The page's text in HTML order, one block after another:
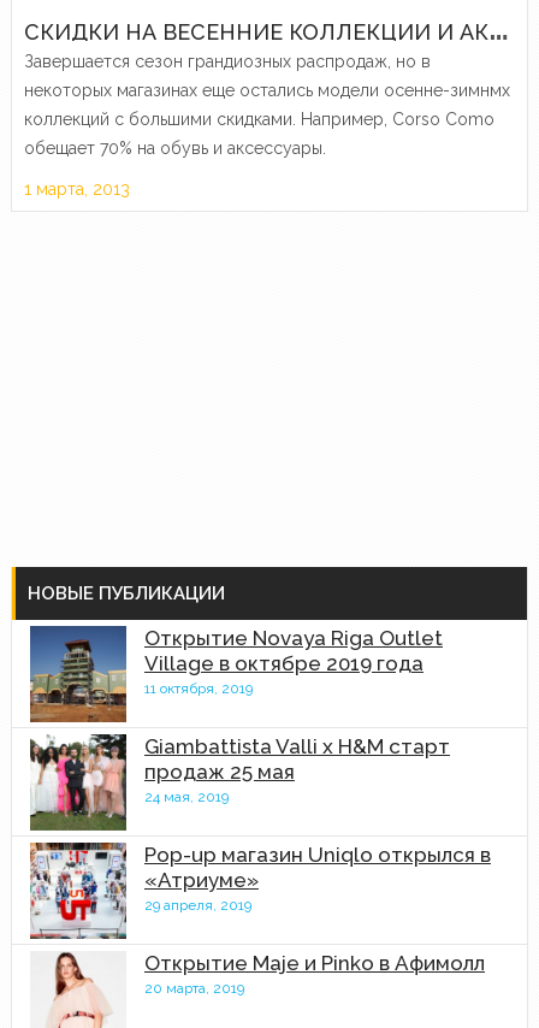
С
КИДКИ НА ВЕСЕННИЕ КОЛЛЕКЦИИ И АКЦИИ К 8 МАРТА
Завершается сезон грандиозных распродаж, но в
некоторых магазинах еще остались модели осенне-зимнмх
коллекций с большими скидками. Например, Corso Como
обещает 70% на обувь и аксессуары.
1 марта, 2013
НОВЫЕ ПУБЛИКАЦИИ
Открытие Novaya Riga Outlet
Village в октябре 2019 года
11 октября, 2019
Giambattista Valli x H&M старт
продаж 25 мая
24 мая, 2019
Pop-up магазин Uniqlo открылся в
«Атриуме»
29 апреля, 2019
Открытие Maje и Pinko в Афимолл
20 марта, 2019